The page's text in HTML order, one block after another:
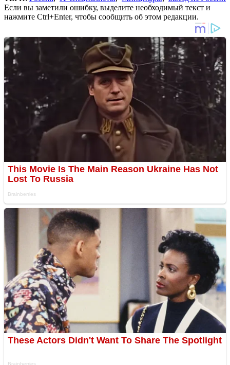
Если вы заметили ошибку, выделите необходимый текст и
нажмите Ctrl+Enter, чтобы сообщить об этом редакции.